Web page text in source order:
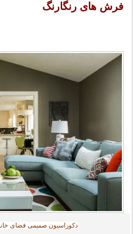
فرش های رنگارنگ
دکوراسیون صمیمی فضای